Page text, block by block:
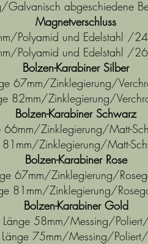
Galvanisch abgeschiedene
Magnetverschluss
Polyamid und Edelstahl /
Polyamid und Edelstahl /
Bolzen-Karabiner Silber
67mm/Zinklegierung/
82mm/Zinklegierung/
Bolzen-Karabiner Schwarz
66mm/Zinklegierung/Matt-
81mm/Zinklegierung/Matt-
Bolzen-Karabiner Rose
67mm/Zinklegierung/
81mm/Zinklegierung/
Bolzen-Karabiner Gold
Länge 58mm/Messing/
Länge 75mm/Messing/